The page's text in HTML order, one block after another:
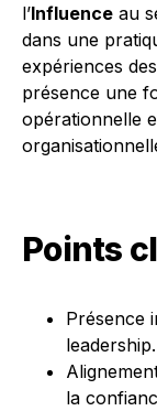
l’Influence au
dans une
expériences
présence une
opérationnelle
Points
Présence
leadership.
la